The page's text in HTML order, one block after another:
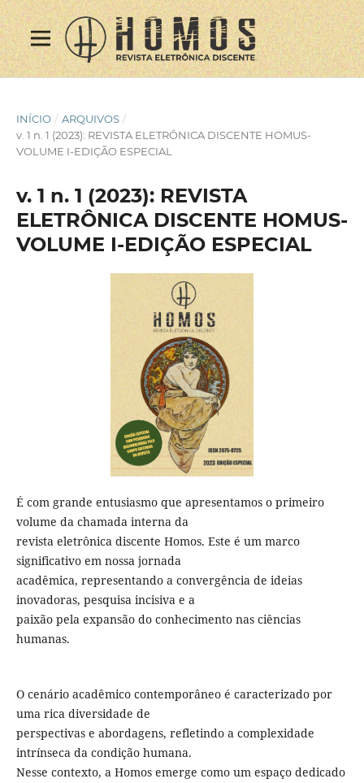
INÍCIO / ARQUIVOS /
v. 1 n. 1 (2023): REVISTA ELETRÔNICA DISCENTE HOMUS-
VOLUME I-EDIÇÃO ESPECIAL
v. 1 n. 1 (2023): REVISTA
ELETRÔNICA DISCENTE HOMUS-
VOLUME I-EDIÇÃO ESPECIAL
É com grande entusiasmo que apresentamos o primeiro
volume da chamada interna da
revista eletrônica discente Homos. Este é um marco
significativo em nossa jornada
acadêmica, representando a convergência de ideias
inovadoras, pesquisa incisiva e a
paixão pela expansão do conhecimento nas ciências
humanas.
O cenário acadêmico contemporâneo é caracterizado por
uma rica diversidade de
perspectivas e abordagens, refletindo a complexidade
intrínseca da condição humana.
Nesse contexto, a Homos emerge como um espaço dedicado